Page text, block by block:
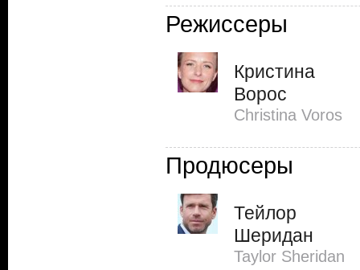
Режиссеры
Кристина
Ворос
Christina Voros
Продюсеры
Тейлор
Шеридан
Taylor Sheridan